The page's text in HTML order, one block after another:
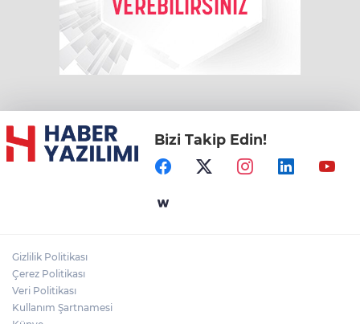
Bizi Takip Edin!
Gizlilik Politikası
Çerez Politikası
Veri Politikası
Kullanım Şartnamesi